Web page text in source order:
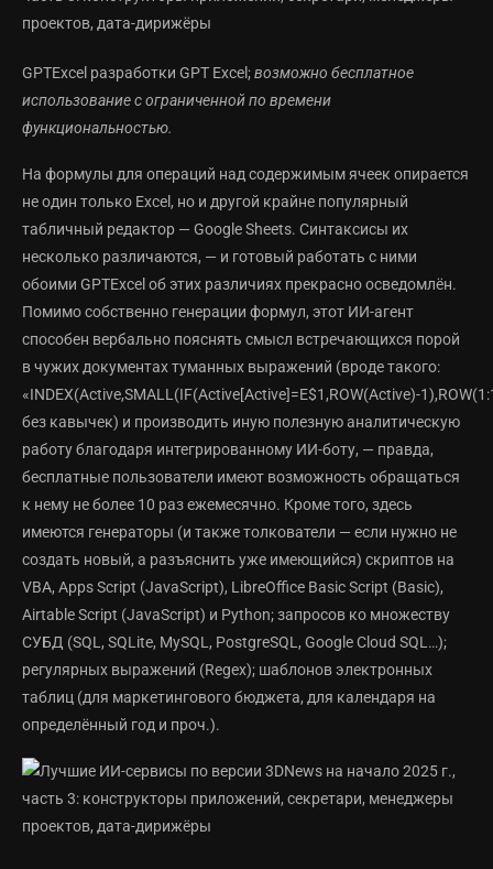
GPTExcel разработки GPT Excel;возможно бесплатное
использование с ограниченной по времени
функциональностью.
На формулы для операций над содержимым ячеек опирается
не один только Excel, но и другой крайне популярный
табличный редактор — Google Sheets. Синтаксисы их
несколько различаются, — и готовый работать с ними
обоими GPTExcel об этих различиях прекрасно осведомлён.
Помимо собственно генерации формул, этот ИИ-агент
способен вербально пояснять смысл встречающихся порой
в чужих документах туманных выражений (вроде такого:
«INDEX(Active,SMALL(IF(Active[Active]=E$1,ROW(Active)-
без кавычек) и производить иную полезную аналитическую
работу благодаря интегрированному ИИ-боту, — правда,
бесплатные пользователи имеют возможность обращаться
к нему не более 10 раз ежемесячно. Кроме того, здесь
имеются генераторы (и также толкователи — если нужно не
создать новый, а разъяснить уже имеющийся) скриптов на
VBA, Apps Script (JavaScript), LibreOffice Basic Script (Basic),
Airtable Script (JavaScript) и Python; запросов ко множеству
СУБД (SQL, SQLite, MySQL, PostgreSQL, Google Cloud SQL…);
регулярных выражений (Regex); шаблонов электронных
таблиц (для маркетингового бюджета, для календаря на
определённый год и проч.).